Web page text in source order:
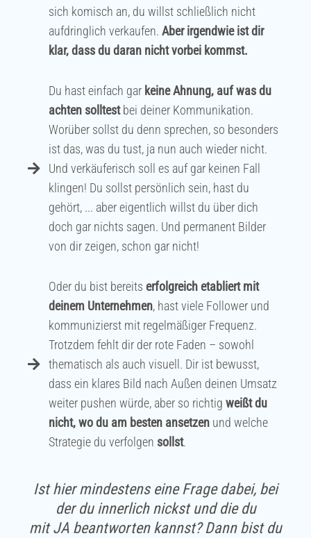
sich komisch an, du willst schließlich nicht
aufdringlich verkaufen. Aber irgendwie ist dir
klar, dass du daran nicht vorbei kommst.
Du hast einfach gar keine Ahnung, auf was du
achten solltestbei deiner Kommunikation.
Worüber sollst du denn sprechen, so besonders
ist das, was du tust, ja nun auch wieder nicht.
Und verkäuferisch soll es auf gar keinen Fall
klingen! Du sollst persönlich sein, hast du
gehört, ... aber eigentlich willst du über dich
doch gar nichts sagen. Und permanent Bilder
von dir zeigen, schon gar nicht!
Oder du bist bereits erfolgreich etabliert mit
deinem Unternehmen, hast viele Follower und
kommunizierst mit regelmäßiger Frequenz.
Trotzdem fehlt dir der rote Faden – sowohl
thematisch als auch visuell. Dir ist bewusst,
dass ein klares Bild nach Außen deinen Umsatz
weiter pushen würde, aber so richtig weißt du
nicht, wo du am besten ansetzen und welche
Strategie du verfolgen sollst.
Ist hier mindestens eine Frage dabei, bei
der du innerlich nickst und die du
mit JA beantworten kannst? Dann bist du